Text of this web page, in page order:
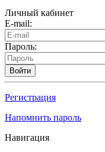
Личный кабинет
E-mail:
Пароль:
Войти
Регистрация
Напомнить пароль
Навигация